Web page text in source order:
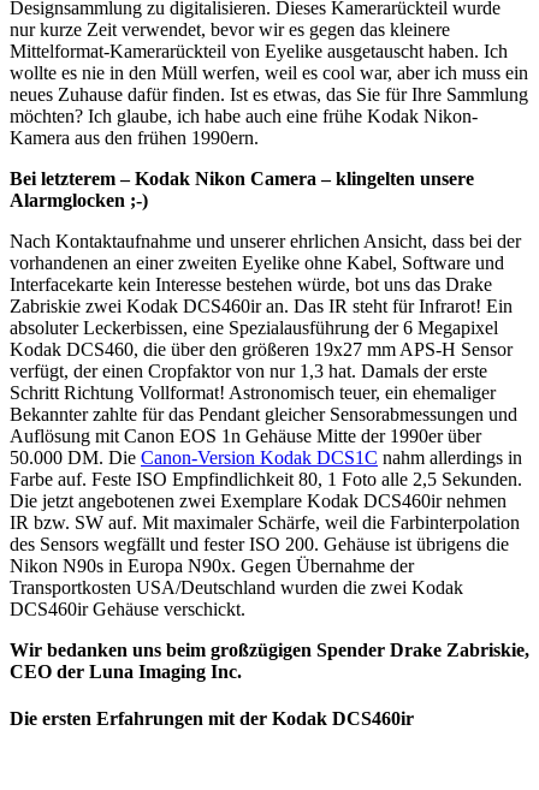
Designsammlung zu digitalisieren. Dieses Kamerarückteil wurde
nur kurze Zeit verwendet, bevor wir es gegen das kleinere
Mittelformat-Kamerarückteil von Eyelike ausgetauscht haben. Ich
wollte es nie in den Müll werfen, weil es cool war, aber ich muss ein
neues Zuhause dafür finden. Ist es etwas, das Sie für Ihre Sammlung
möchten? Ich glaube, ich habe auch eine frühe Kodak Nikon-
Kamera aus den frühen 1990ern.
Bei letzterem – Kodak Nikon Camera – klingelten unsere
Alarmglocken ;-)
Nach Kontaktaufnahme und unserer ehrlichen Ansicht, dass bei der
vorhandenen an einer zweiten Eyelike ohne Kabel, Software und
Interfacekarte kein Interesse bestehen würde, bot uns das Drake
Zabriskie zwei Kodak DCS460ir an. Das IR steht für Infrarot! Ein
absoluter Leckerbissen, eine Spezialausführung der 6 Megapixel
Kodak DCS460, die über den größeren 19x27 mm APS-H Sensor
verfügt, der einen Cropfaktor von nur 1,3 hat. Damals der erste
Schritt Richtung Vollformat! Astronomisch teuer, ein ehemaliger
Bekannter zahlte für das Pendant gleicher Sensorabmessungen und
Auflösung mit Canon EOS 1n Gehäuse Mitte der 1990er über
50.000 DM. Die Canon-Version Kodak DCS1C nahm allerdings in
Farbe auf. Feste ISO Empfindlichkeit 80, 1 Foto alle 2,5 Sekunden.
Die jetzt angebotenen zwei Exemplare Kodak DCS460ir nehmen
IR bzw. SW auf. Mit maximaler Schärfe, weil die Farbinterpolation
des Sensors wegfällt und fester ISO 200. Gehäuse ist übrigens die
Nikon N90s in Europa N90x. Gegen Übernahme der
Transportkosten USA/Deutschland wurden die zwei Kodak
DCS460ir Gehäuse verschickt.
Wir bedanken uns beim großzügigen Spender Drake Zabriskie,
CEO der Luna Imaging Inc.
Die ersten Erfahrungen mit der Kodak DCS460ir